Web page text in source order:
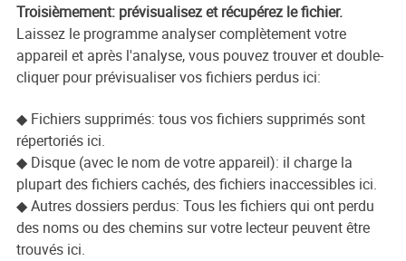
Troisièmement: prévisualisez et récupérez le fichier.
Laissez le programme analyser complètement votre
appareil et après l'analyse, vous pouvez trouver et double-
cliquer pour prévisualiser vos fichiers perdus ici:
◆ Fichiers supprimés: tous vos fichiers supprimés sont
répertoriés ici.
◆ Disque (avec le nom de votre appareil): il charge la
plupart des fichiers cachés, des fichiers inaccessibles ici.
◆ Autres dossiers perdus: Tous les fichiers qui ont perdu
des noms ou des chemins sur votre lecteur peuvent être
trouvés ici.